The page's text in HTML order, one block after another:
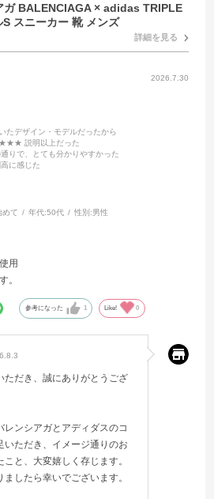
ガ BALENCIAGA × adidas TRIPLE
S スニーカー 靴 メンズ
詳細を見る
2026.7.30
たデザイン・モデルだったから
説明以上だった
で、とても分かりやすかった
に感じた
めて 年代:50代 性別:男性
用
。
参考になった 1 Like! 0
ただき、誠にありがとうござ
レンシアガとアディダスのコ
いただき、イメージ通りのお
と、大変嬉しく存じます。
したら幸いでございます。